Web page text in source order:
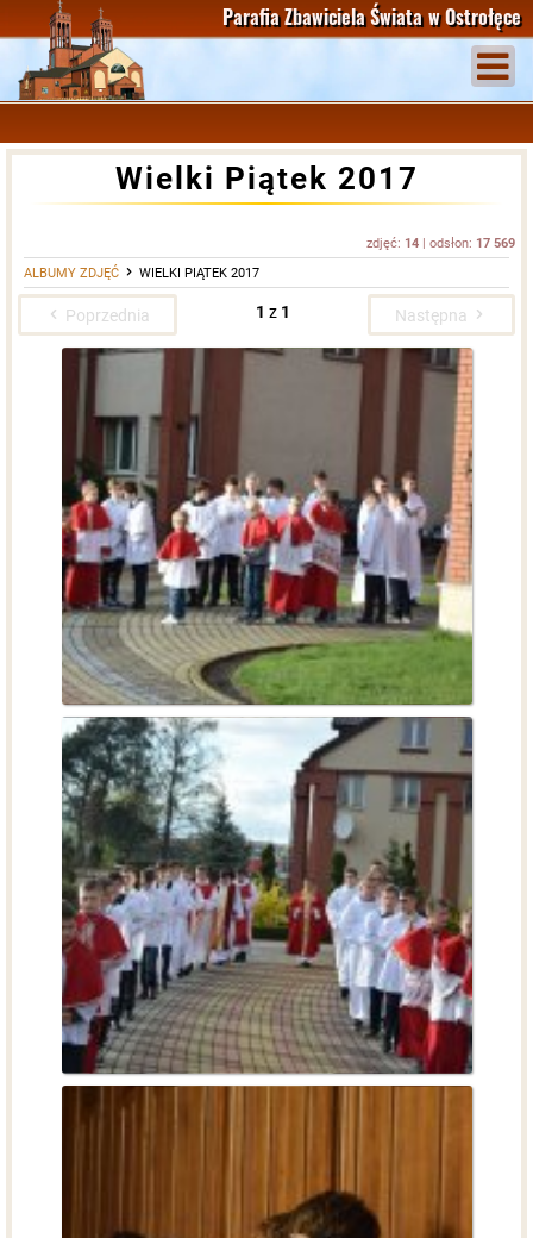
Parafia Zbawiciela Świata w Ostrołęce
Wielki Piątek 2017
zdjęć: 14 | odsłon: 17 569
ALBUMY ZDJĘĆ
WIELKI PIĄTEK 2017
Poprzednia 1 z 1 Następna